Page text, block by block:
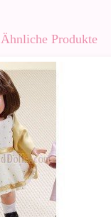
Ähnliche Produkte